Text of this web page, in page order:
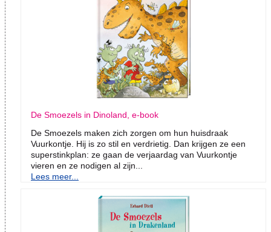
De Smoezels in Dinoland, e-book
De Smoezels maken zich zorgen om hun huisdraak
Vuurkontje. Hij is zo stil en verdrietig. Dan krijgen ze een
superstinkplan: ze gaan de verjaardag van Vuurkontje
vieren en ze nodigen al zijn...
Lees meer...